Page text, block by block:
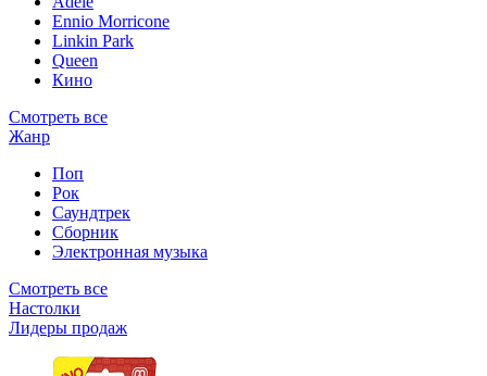
Ennio Morricone
Linkin Park
Queen
Кино
Смотреть все
Жанр
Поп
Рок
Саундтрек
Сборник
Электронная музыка
Смотреть все
Настолки
Лидеры продаж